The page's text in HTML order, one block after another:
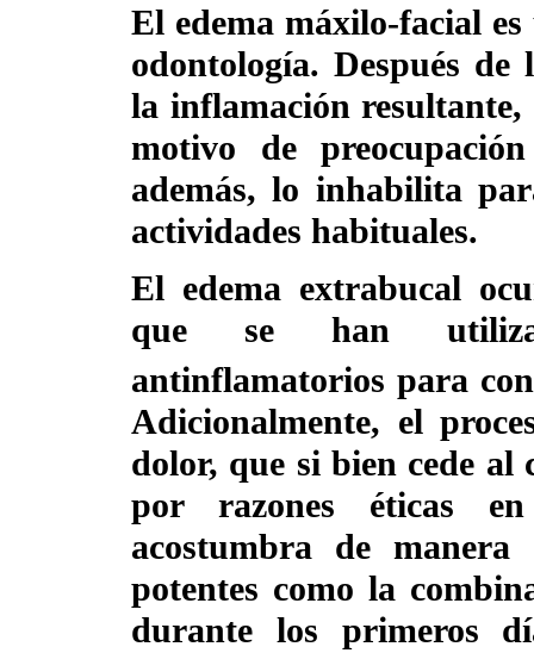
El edema máxilo-facial
odontología. Después
la inflamación
motivo de
además, lo inhabilita
actividades habituales.
El edema extrabucal
que se han
antinflamatorios para
Adicionalmente, el
dolor, que si bien cede
por razones éticas
acostumbra de
potentes como la
durante los primeros